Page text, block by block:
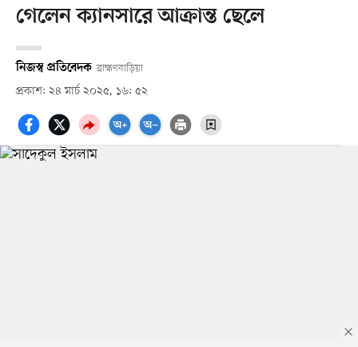
গেলেন ক্যানসারে আক্রান্ত ছেলে
নিজস্ব প্রতিবেদক ব্রাহ্মণবাড়িয়া
প্রকাশ: ২৪ মার্চ ২০২৫, ১৬: ৫২